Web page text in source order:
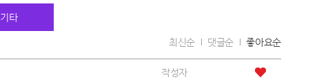
기타
최신순 댓글순 좋아요순
작성자